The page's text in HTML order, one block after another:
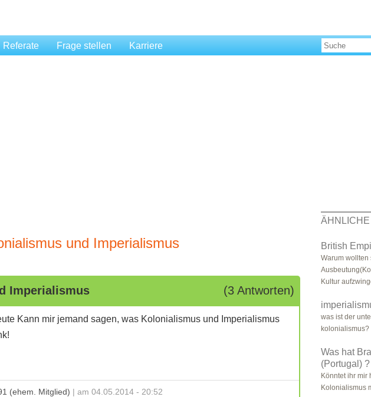
Referate Frage stellen Karriere
und Imperialismus
Imperialismus (3 Antworten)
Kann mir jemand sagen, was Kolonialismus und Imperialismus
(ehem. Mitglied) | am 04.05.2014 - 20:52
British
Warum
Kultur
was ist der
kolonialismus?
Was hat
(Portugal) ?
Könntet ihr mir
Kolonialismus